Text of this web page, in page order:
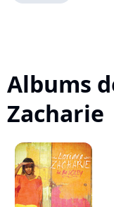
Albums
Zacharie